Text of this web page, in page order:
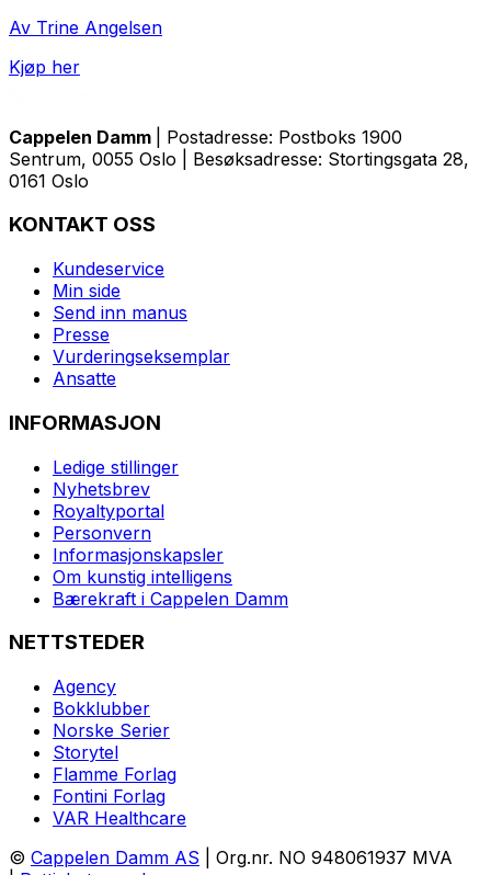
Av Trine Angelsen
Kjøp her
Cappelen Damm
| Postadresse: Postboks 1900
Sentrum, 0055 Oslo | Besøksadresse: Stortingsgata 28,
0161 Oslo
KONTAKT OSS
Kundeservice
Min side
Send inn manus
Presse
Vurderingseksemplar
Ansatte
INFORMASJON
Ledige stillinger
Nyhetsbrev
Royaltyportal
Personvern
Informasjonskapsler
Om kunstig intelligens
Bærekraft i Cappelen Damm
NETTSTEDER
Agency
Bokklubber
Norske Serier
Storytel
Flamme Forlag
Fontini Forlag
VAR Healthcare
© Cappelen Damm AS | Org.nr. NO 948061937 MVA